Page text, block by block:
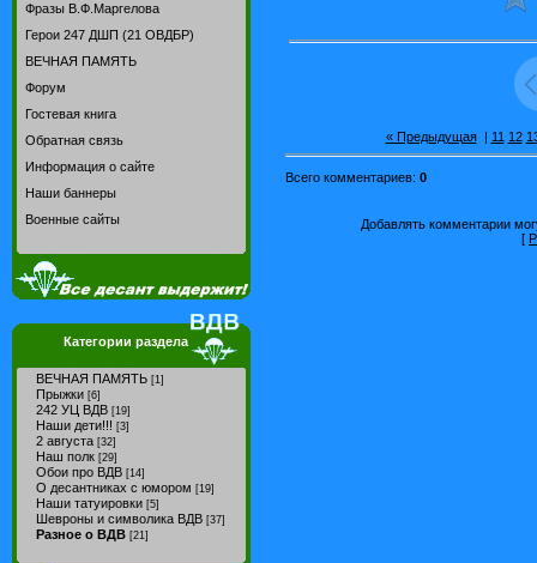
Фразы В.Ф.Маргелова
Герои 247 ДШП (21 ОВДБР)
ВЕЧНАЯ ПАМЯТЬ
Форум
Гостевая книга
Обратная связь
Информация о сайте
Наши баннеры
Военные сайты
Категории раздела
ВЕЧНАЯ ПАМЯТЬ [1]
Прыжки [6]
242 УЦ ВДВ [19]
Наши дети!!! [3]
2 августа [32]
Наш полк [29]
Обои про ВДВ [14]
О десантниках с юмором [19]
Наши татуировки [5]
Шевроны и символика ВДВ [37]
Разное о ВДВ [21]
« Предыдущая| 11 12
Всего комментариев: 0
Добавлять комментарии
[